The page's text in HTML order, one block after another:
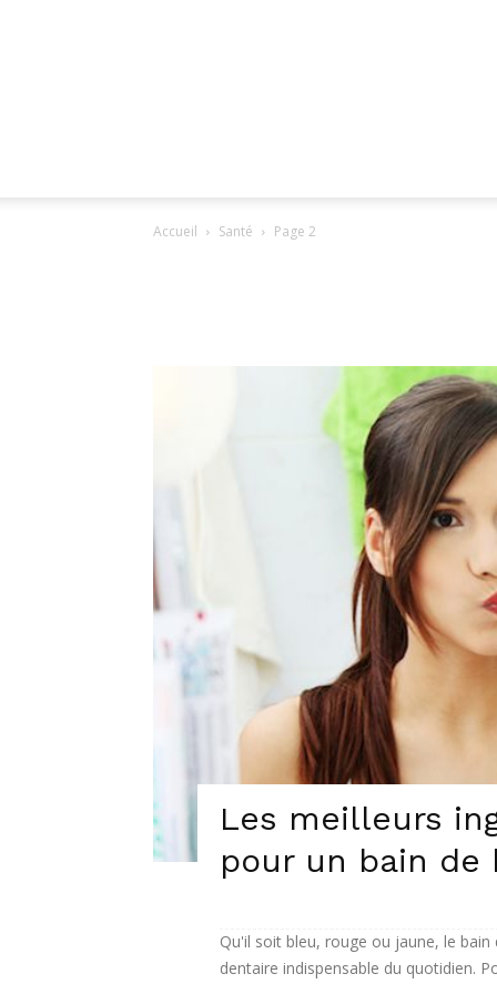
Accueil Santé Page 2
Les meilleurs
pour un bain de
Qu'il soit bleu, rouge ou jaune, le
dentaire indispensable du quotidien.